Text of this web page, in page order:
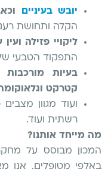
יובש בעיניים
הקלה ותחושת
ליקויי פזילה
התפקוד הטבעי של
בעיות מורכבות
קטרקט
ועוד מגוון מצבים
רשתית ועוד.
מה מייחד אותנו?
המכון מבוסס על
באלפי מטופלים. אנו